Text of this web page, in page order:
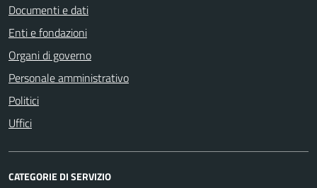
Documenti e dati
Enti e fondazioni
Organi di governo
Personale amministrativo
Politici
Uffici
CATEGORIE DI SERVIZIO